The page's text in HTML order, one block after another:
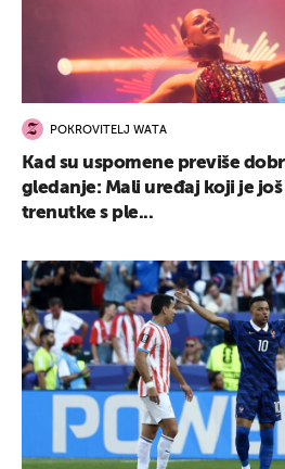
POKROVITELJ WATA
Kad su uspomene previše
gledanje: Mali uređaj koji je
trenutke s ple...